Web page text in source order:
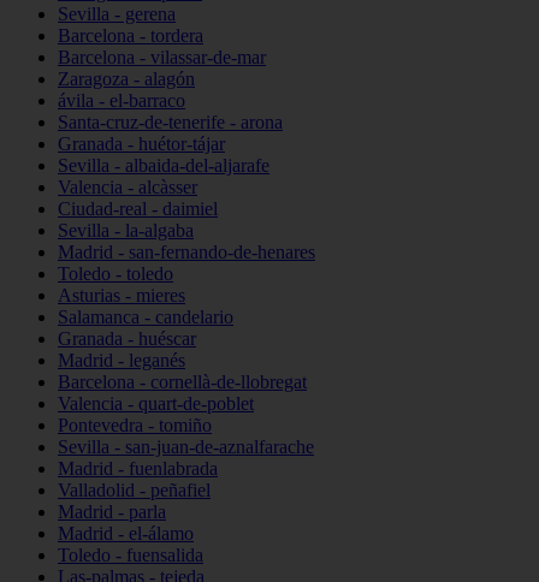
Sevilla - gerena
Barcelona - tordera
Barcelona - vilassar-de-mar
Zaragoza - alagón
ávila - el-barraco
Santa-cruz-de-tenerife - arona
Granada - huétor-tájar
Sevilla - albaida-del-aljarafe
Valencia - alcàsser
Ciudad-real - daimiel
Sevilla - la-algaba
Madrid - san-fernando-de-henares
Toledo - toledo
Asturias - mieres
Salamanca - candelario
Granada - huéscar
Madrid - leganés
Barcelona - cornellà-de-llobregat
Valencia - quart-de-poblet
Pontevedra - tomiño
Sevilla - san-juan-de-aznalfarache
Madrid - fuenlabrada
Valladolid - peñafiel
Madrid - parla
Madrid - el-álamo
Toledo - fuensalida
Las-palmas - tejeda